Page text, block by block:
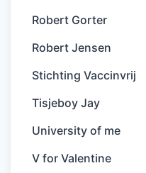
Robert Gorter
Robert Jensen
Stichting Vaccinvrij
Tisjeboy Jay
University of me
V for Valentine